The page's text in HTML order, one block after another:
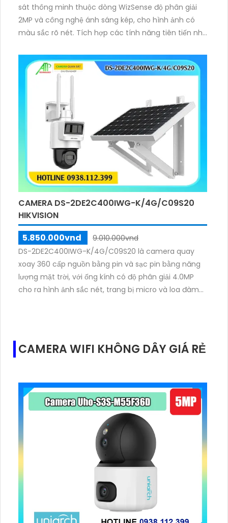
sát thông minh thuộc dòng WizSense độ phân giải
2MP và công nghệ ánh sáng kép, cho hình ảnh có
màu sắc rõ nét. Tích hợp các tính năng tiên tiến như
chiều, hỗ trợ thẻ nhớ lên đến 256GB và tầm nhìn
hồng ngoại 30m, camera giúp nâng cao hiệu quả an
CAMERA DS-2DE2C400IWG-K/4G/C09S20
HIKVISION
5.850.000vnd
9.010.000vnd
DS-2DE2C400IWG-K/4G/C09S20 là camera quay
xoay 360 cấp nguồn bằng pin và sạc pin bằng năng
lượng mặt trời, với ống kính có độ phân giải 4.0MP
cho ra hình ảnh sắc nét, trang bị micro và loa đàm
CAMERA WIFI KHÔNG DÂY GIÁ RẺ